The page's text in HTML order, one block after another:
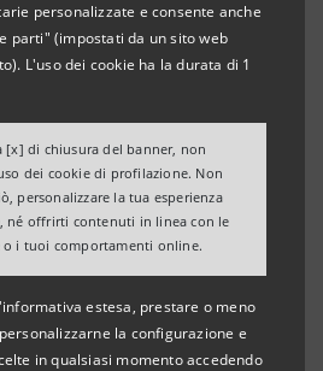
personalizzate e consente anche
parti" (impostati da un sito web
L'uso dei cookie ha la durata di 1
[x] di chiusura del banner, non
dei cookie di profilazione. Non
personalizzare la tua esperienza
né offrirti contenuti in linea con le
o i tuoi comportamenti online.
estesa, prestare o meno
la configurazione e
in qualsiasi momento accedendo
E OPPORTUNITA’PER LA
un quadro sulle tendenze in
e offrire spunti per
i possibili effetti delle spinte
la necessaria
e il ruolo della filiera.